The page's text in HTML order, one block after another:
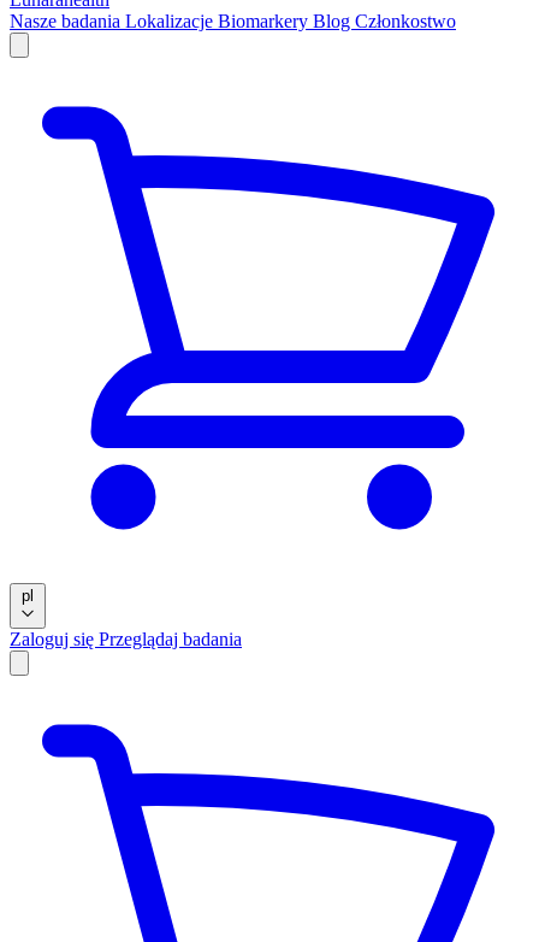
Nasze badania Lokalizacje Biomarkery Blog Członkostwo
pl
Zaloguj się Przeglądaj badania